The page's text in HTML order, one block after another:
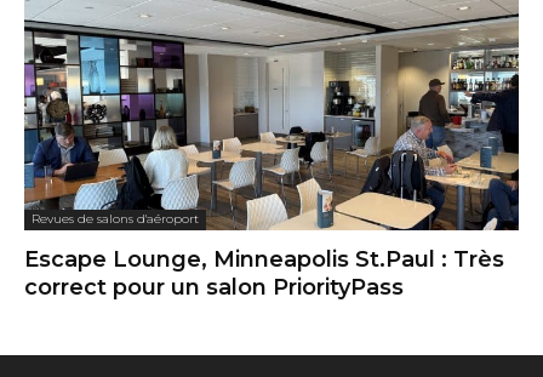
Revues de salons d'aéroport
Escape Lounge, Minneapolis St.Paul : Très
correct pour un salon PriorityPass